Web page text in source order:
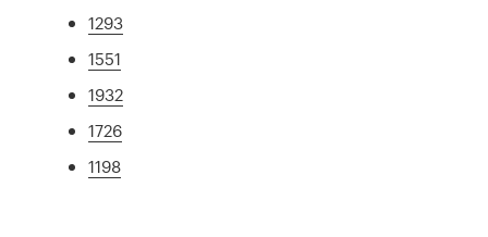
1293
1551
1932
1726
1198